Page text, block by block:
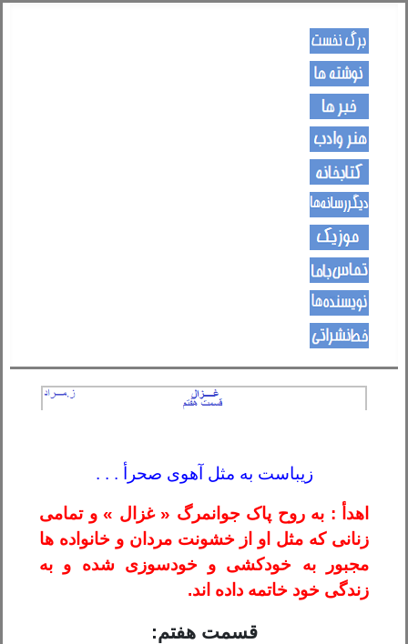
زیباست به مثل آهوی صحرأ . . .
اهدأ : به روح پاک جوانمرگ « غزال » و تمامی
زنانی که مثل او از خشونت مردان و خانواده ها
مجبور به خودکشی و خودسوزی شده و به
زندگی خود خاتمه داده اند.
قسمت هفتم: